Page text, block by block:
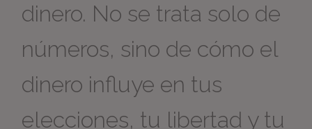
dinero. No se trata solo de
números, sino de cómo el
dinero influye en tus
elecciones, tu libertad y tu